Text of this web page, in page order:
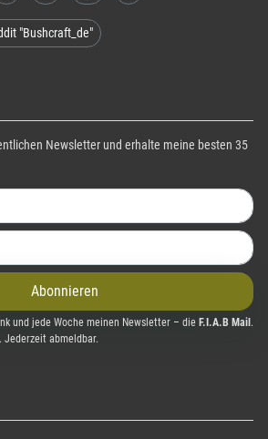
"Bushcraft_de"
Newsletter und erhalte meine besten 35
Abonnieren
und jede Woche meinen Newsletter – die F.I.A.B Mail.
Jederzeit abmeldbar.